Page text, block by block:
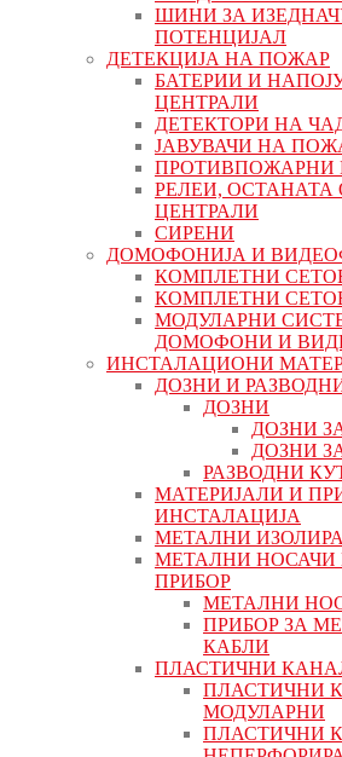
ШИНИ ЗА
ПОТЕНЦИЈАЛ
ДЕТЕКЦИЈА НА ПОЖАР
БАТЕРИИ И
ЦЕНТРАЛИ
ДЕТЕКТОРИ НА
ЈАВУВАЧИ НА
ПРОТИВПОЖАРНИ
РЕЛЕИ, ОСТАНАТА
ЦЕНТРАЛИ
СИРЕНИ
ДОМОФОНИЈА И
КОМПЛЕТНИ
КОМПЛЕТНИ
МОДУЛАРНИ
ДОМОФОНИ И
ИНСТАЛАЦИОНИ
ДОЗНИ И
ДОЗНИ
ДОЗНИ
ДОЗНИ
РАЗВОДНИ
МАТЕРИЈАЛИ И
ИНСТАЛАЦИЈА
МЕТАЛНИ
МЕТАЛНИ НОСАЧИ
ПРИБОР
МЕТАЛНИ
ПРИБОР ЗА
КАБЛИ
ПЛАСТИЧНИ
ПЛАСТИЧНИ
МОДУЛАРНИ
ПЛАСТИЧНИ